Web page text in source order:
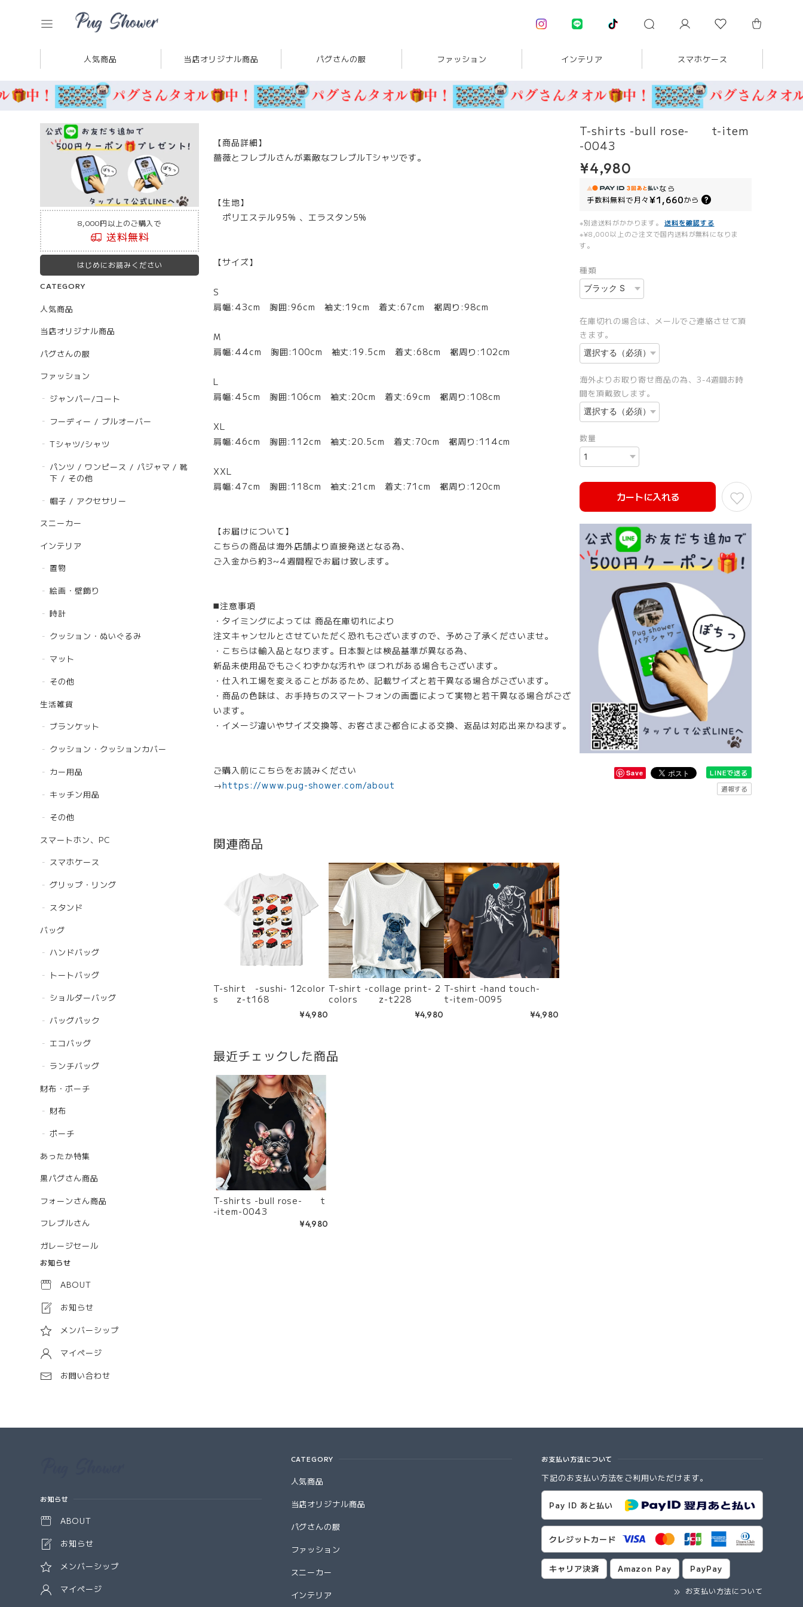
人気商品 当店オリジナル商品 パグさんの服 ファッション インテリア スマホケース
8,000円以上のご購入で
送料無料
はじめにお読みください
CATEGORY
人気商品
当店オリジナル商品
パグさんの服
ファッション
ジャンパー/コート
フーディー / プルオーバー
Tシャツ/シャツ
パンツ / ワンピース / パジャマ / 靴
下 / その他
帽子 / アクセサリー
スニーカー
インテリア
置物
絵画・壁飾り
時計
クッション・ぬいぐるみ
マット
その他
生活雑貨
ブランケット
クッション・クッションカバー
カー用品
キッチン用品
その他
スマートホン、PC
スマホケース
グリップ・リング
スタンド
バッグ
ハンドバッグ
トートバッグ
ショルダーバッグ
バッグパック
エコバッグ
ランチバッグ
財布・ポーチ
財布
ポーチ
あったか特集
黒パグさん商品
フォーンさん商品
フレブルさん
ガレージセール
お知らせ
ABOUT
お知らせ
メンバーシップ
マイページ
お問い合わせ
【商品詳細】
薔薇とフレブルさんが素敵なフレブルTシャツです。
【生地】
ポリエステル95% 、エラスタン5%
【サイズ】
S
肩幅:43cm 胸囲:96cm 袖丈:19cm 着丈:67cm 裾周り:98cm
M
肩幅:44cm 胸囲:100cm 袖丈:19.5cm 着丈:68cm 裾周り:102cm
L
肩幅:45cm 胸囲:106cm 袖丈:20cm 着丈:69cm 裾周り:108cm
XL
肩幅:46cm 胸囲:112cm 袖丈:20.5cm 着丈:70cm 裾周り:114cm
XXL
肩幅:47cm 胸囲:118cm 袖丈:21cm 着丈:71cm 裾周り:120cm
【お届けについて】
こちらの商品は海外店舗より直接発送となる為、
ご入金から約3~4週間程でお届け致します。
◼️注意事項
・タイミングによっては 商品在庫切れにより
注文キャンセルとさせていただく恐れもございますので、予めご了承くださいませ。
・こちらは輸入品となります。日本製とは検品基準が異なる為、
新品未使用品でもごくわずかな汚れや ほつれがある場合もございます。
・仕入れ工場を変えることがあるため、記載サイズと若干異なる場合がございます。
・商品の色味は、お手持ちのスマートフォンの画面によって実物と若干異なる場合がござ
います。
・イメージ違いやサイズ交換等、お客さまご都合による交換、返品は対応出来かねます。
ご購入前にこちらをお読みください
→https://www.pug-shower.com/about
T-shirts -bull rose- t-item
-0043
¥4,980
なら
手数料無料で月々¥1,660から
※別途送料がかかります。
送料を確認する
※¥8,000以上のご注文で国内送料が無料になりま
す。
種類
在庫切れの場合は、メールでご連絡させて頂
きます。
海外よりお取り寄せ商品の為、3-4週間お時
間を頂戴致します。
数量
カートに入れる
Save
LINEで送る
通報する
関連商品
T-shirt -sushi- 12color
s z-t168
¥4,980
T-shirt -collage print- 2
colors z-t228
¥4,980
T-shirt -hand touch-
t-item-0095
¥4,980
最近チェックした商品
T-shirts -bull rose- t
-item-0043
¥4,980
お知らせ
ABOUT
お知らせ
メンバーシップ
マイページ
CATEGORY
人気商品
当店オリジナル商品
パグさんの服
ファッション
スニーカー
インテリア
お支払い方法について
下記のお支払い方法をご利用いただけます。
Pay ID あと払い
クレジットカード
キャリア決済 Amazon Pay PayPay
お支払い方法について